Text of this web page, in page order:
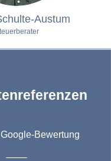
Austum
Bewertung